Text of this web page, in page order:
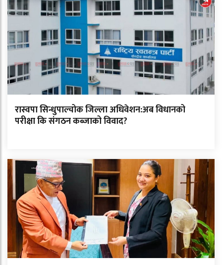
रास्वपा सिन्धुपाल्चोक जिल्ला अधिवेशन:अब विधानको
परीक्षा कि संगठन कब्जाको विवाद?